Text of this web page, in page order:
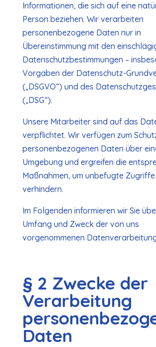
Informationen, die sich auf eine
Person beziehen. Wir verarbeiten
personenbezogene Daten nur in
Übereinstimmung mit den
Datenschutz­bestimmungen –
Vorgaben der Datenschutz-
(„DSGVO“) und des
(„DSG“).
Unsere Mitarbeiter sind auf das
verpflichtet. Wir verfügen zum
personenbezogenen Daten über
Umgebung und ergreifen die
Maßnahmen, um unbefugte Zugriffe
verhindern.
Im Folgenden informieren wir Sie
Umfang und Zweck der von uns
vorgenommenen
§ 2 Zwecke der
Verarbeitung
Daten